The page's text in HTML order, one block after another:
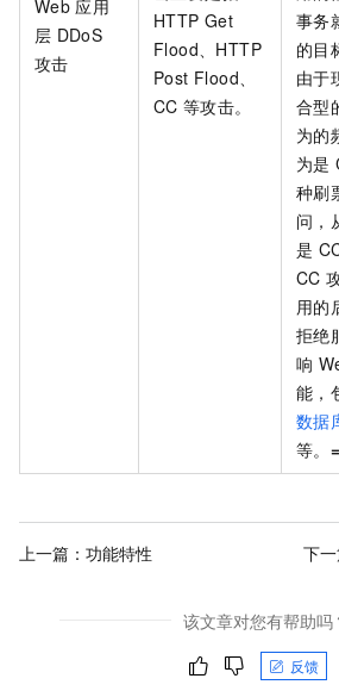
Web 应用
层 DDoS
攻击
HTTP Get
Flood、HTTP
Post Flood、
CC 等攻击。
事务
的目
由于
合型
为的
为是
种刷
问，
是
CC
用的
拒绝
响
能，
数据
等。 =
上一篇： 功能特性 下一
该文章对您有帮助吗
反馈